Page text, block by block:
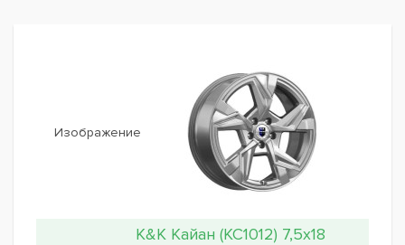
K&K Кайан (КС1012) 7,5x18